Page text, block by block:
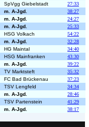
SpVgg Giebelstadt
27:33
m. A-Jgd.
38:27
m. A-Jgd.
24:27
m. A-Jgd.
25:33
HSG Volkach
54:22
m. A-Jgd.
32:28
HG Maintal
34:40
HSG Mainfranken
43:30
m. A-Jgd.
39:22
TV Marktsteft
35:32
FC Bad Brückenau
37:23
TSV Lengfeld
34:34
m. A-Jgd.
28:46
TSV Partenstein
41:29
m. A-Jgd. 38:17